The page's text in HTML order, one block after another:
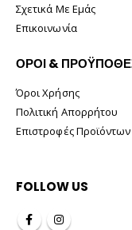
Σχετικά Με Εμάς
Επικοινωνία
ΟΡΟΙ &
Όροι Χρήσης
Πολιτική Απορρήτου
Επιστροφές Προϊόντων
FOLLOW US